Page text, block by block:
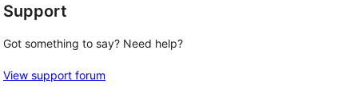
Support
Got something to say? Need help?
View support forum